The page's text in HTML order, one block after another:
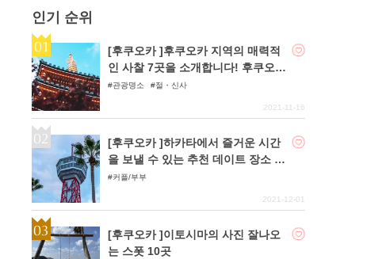
인기 순위
[후쿠오카 ]후쿠오카 지역의 매력적
인 사찰 7곳을 소개합니다! 후쿠오카
만의 역사를 만끽!
관광명소 절・신사
2021-11-16
[후쿠오카 ]하카타에서 즐거운 시간
을 보낼 수 있는 추천 데이트 장소 7
곳!
커플/부부
2021-12-01
[후쿠오카 ]이토시마의 사진 잘나오
는 스폿 10곳